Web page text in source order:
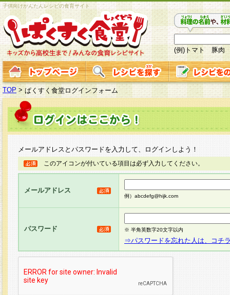
子供向けかんたんレシピの食育サイト
(例)トマト 豚肉
TOP > ぱくすく食堂ログインフォーム
メールアドレスとパスワードを入力して、ログインしよう！
このアイコンが付いている項目は必ず入力してください。
メールアドレス
例）abcdefg@hijk.com
パスワード ※ 半角英数字20文字以内
⇒パスワードを忘れた人は、コチ